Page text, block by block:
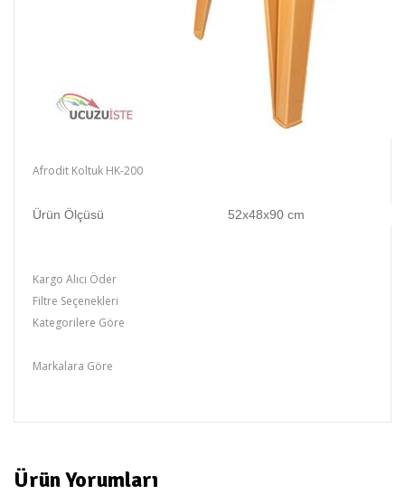
Afrodit Koltuk HK-200
Ürün Ölçüsü 52x48x90 cm
Kargo Alıcı Öder
Filtre Seçenekleri
Kategorilere Göre
Markalara Göre
Ürün Yorumları